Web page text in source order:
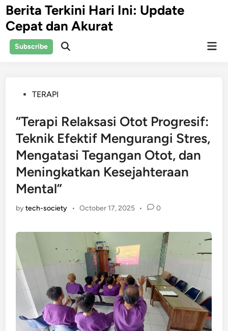
Skip
to
content
Berita Terkini Hari Ini: Update
Cepat dan Akurat
Subscribe
Open
PostedTERAPI
“Terapi Relaksasi Otot Progresif:
Teknik Efektif Mengurangi Stres,
Mengatasi Tegangan Otot, dan
Meningkatkan Kesejahteraan
Mental”
bytech-society • October 17, 2025 • 0